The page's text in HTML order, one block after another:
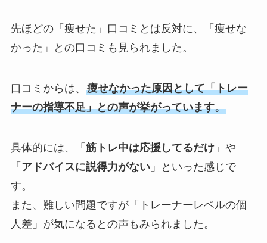
先ほどの「痩せた」口コミとは反対に、「痩せな
かった」との口コミも見られました。
口コミからは、 痩せなかった原因として「トレー
ナーの指導不足」との声が挙がっています。
具体的には、「 筋トレ中は応援してるだけ」や
「 アドバイスに説得力がない」といった感じで
す。
また、難しい問題ですが「トレーナーレベルの個
人差」が気になるとの声もみられました。